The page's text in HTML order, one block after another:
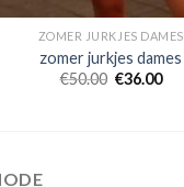
ZOMER JURKJES DAMES
zomer jurkjes dames
€50.00 €36.00